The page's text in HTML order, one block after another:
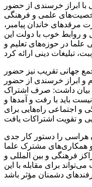
با ابراز خرسندی از حضور
علمی و فرهنگی
مرقدهای خاندان پیامبر،
و روابط خوب با دولت این
در حوزه‌های تعلیم و
جهانی تقریب نیز حضور
و ابراز خرسندی از حضور
بیان داشت: صرف اشتراک
باید با رفت و آمدها و
و اجتماعی راه‌هایی برای
هراسی را دستور کار جدی
همکاری‌های مشترک علما
فرهنگی و بین المللی و
برای مقابله با این
دشمنان مؤثر